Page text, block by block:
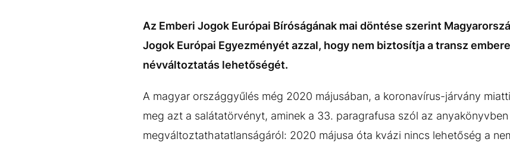
KvízMédiaajánlatImpresszum
Az Emberi Jogok Európai Bíróságának mai döntése szerint
Jogok Európai Egyezményét azzal, hogy nem biztosítja a transz
névváltoztatás lehetőségét.
A magyar országgyűlés még 2020 májusában, a koronavírus-járvány
meg azt a salátatörvényt, aminek a 33. paragrafusa szól az
megváltoztathatatlanságáról: 2020 májusa óta kvázi nincs lehetőség a